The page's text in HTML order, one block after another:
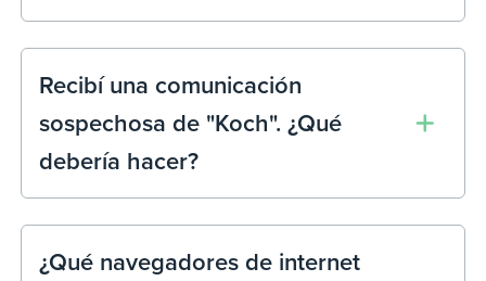
Recibí una comunicación
sospechosa de "Koch". ¿Qué
debería hacer?
¿Qué navegadores de internet